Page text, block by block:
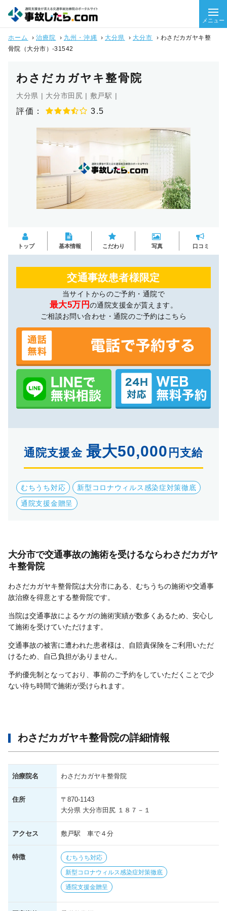
メニュー
ホーム › 治療院 › 九州・沖縄 › 大分県 › 大分市 › わさだカガヤキ整
骨院（大分市）-31542
わさだカガヤキ整骨院
大分県 | 大分市田尻 | 敷戸駅 |
評価： 3.5
トップ 基本情報 こだわり 写真 口コミ
交通事故患者様限定
当サイトからのご予約・通院で
最大5万円の通院支援金が貰えます。
ご相談お問い合わせ・通院のご予約はこちら
通院支援金 最大50,000 円支給
むちうち対応
新型コロナウィルス感染症対策徹底
通院支援金贈呈
大分市で交通事故の施術を受けるならわさだカガヤ
キ整骨院
わさだカガヤキ整骨院は大分市にある、むちうちの施術や交通事
故治療を得意とする整骨院です。
当院は交通事故によるケガの施術実績が数多くあるため、安心し
て施術を受けていただけます。
交通事故の被害に遭われた患者様は、自賠責保険をご利用いただ
けるため、自己負担がありません。
予約優先制となっており、事前のご予約をしていただくことで少
ない待ち時間で施術が受けられます。
わさだカガヤキ整骨院の詳細情報
治療院名 わさだカガヤキ整骨院
住所
〒870-1143
大分県 大分市田尻 １８７－１
アクセス 敷戸駅 車で４分
特徴 むちうち対応
新型コロナウィルス感染症対策徹底
通院支援金贈呈